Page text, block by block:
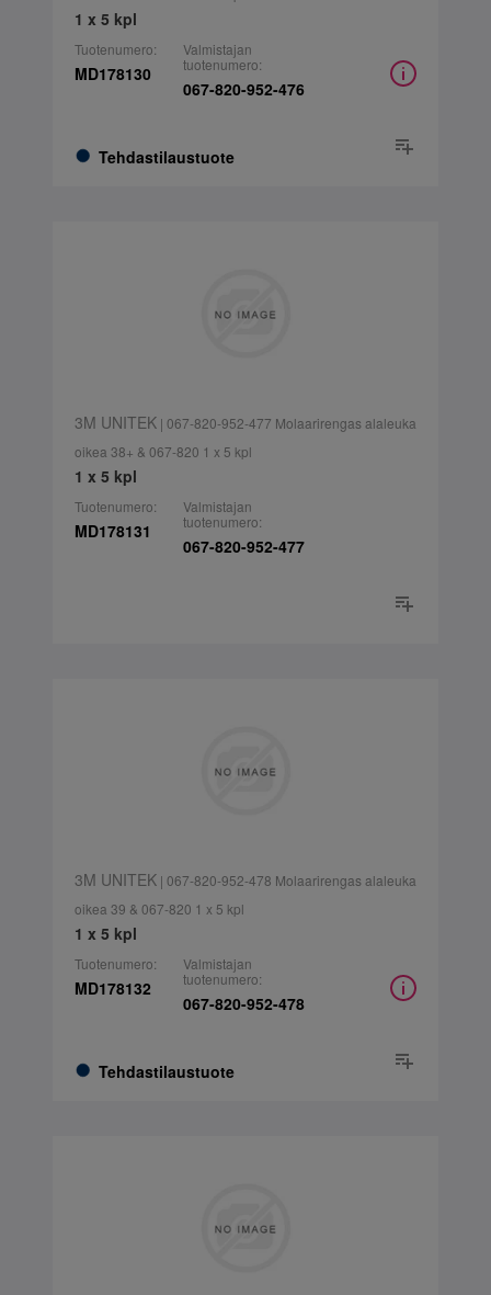
1 x 5 kpl
Tuotenumero:
MD178130
Tehdastilaustuote
Valmistajan
tuotenumero:
067-820-952-476
3M UNITEK| 067-820-952-477 Molaarirengas alaleuka
oikea 38+ & 067-820 1 x 5 kpl
1 x 5 kpl
Tuotenumero:
MD178131
Valmistajan
tuotenumero:
067-820-952-477
3M UNITEK| 067-820-952-478 Molaarirengas alaleuka
oikea 39 & 067-820 1 x 5 kpl
1 x 5 kpl
Tuotenumero:
MD178132
Tehdastilaustuote
Valmistajan
tuotenumero:
067-820-952-478